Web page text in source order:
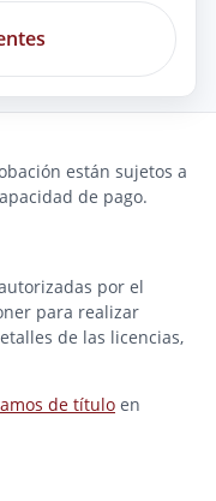
están sujetos a
de pago.
por el
para realizar
de las licencias,
de título en